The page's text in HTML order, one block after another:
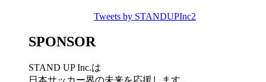
Tweets by STANDUPInc2
SPONSOR
STAND UP Inc.は
日本サッカー界の未来を応援します。